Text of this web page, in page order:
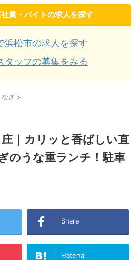
員・バイトの求人を探す
浜松市の求人を探す
タッフの募集をみる
なぎ >
｜カリッと香ばしい直
のうな重ランチ！駐車
Share
Hatena